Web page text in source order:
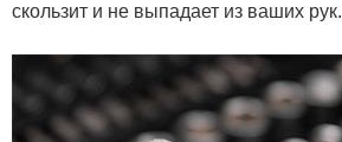
скользит и не выпадает из ваших рук.